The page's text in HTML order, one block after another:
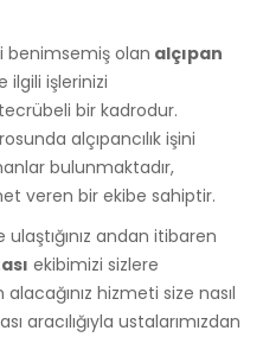
benimsemiş olan alçıpan
ilgili işlerinizi
bir kadrodur.
alçıpancılık işini
bulunmaktadır,
veren bir ekibe sahiptir.
andan itibaren
ekibimizi sizlere
hizmeti size nasıl
aracılığıyla ustalarımızdan